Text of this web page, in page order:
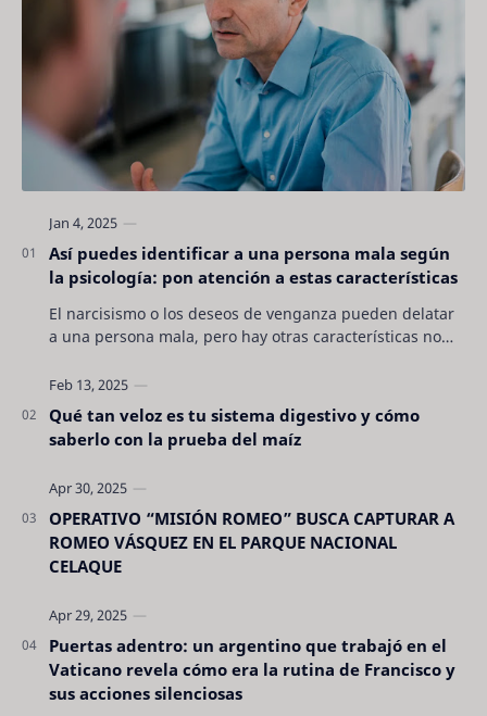
Así puedes identificar a una persona mala según
la psicología: pon atención a estas características
El narcisismo o los deseos de venganza pueden delatar
a una persona mala, pero hay otras características no
Qué tan veloz es tu sistema digestivo y cómo
saberlo con la prueba del maíz
OPERATIVO “MISIÓN ROMEO” BUSCA CAPTURAR A
ROMEO VÁSQUEZ EN EL PARQUE NACIONAL
CELAQUE
Puertas adentro: un argentino que trabajó en el
Vaticano revela cómo era la rutina de Francisco y
sus acciones silenciosas